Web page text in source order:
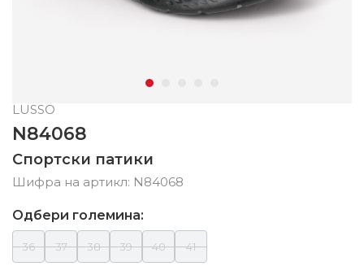
LUSSO
N84068
Спортски патики
Шифра на артикл: N84068
Одбери големина:
36 37 38 39 40 41